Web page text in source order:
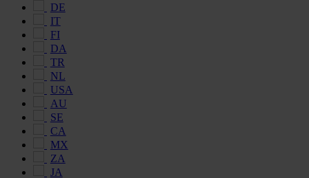
DE
IT
FI
DA
TR
NL
USA
AU
SE
CA
MX
ZA
JA